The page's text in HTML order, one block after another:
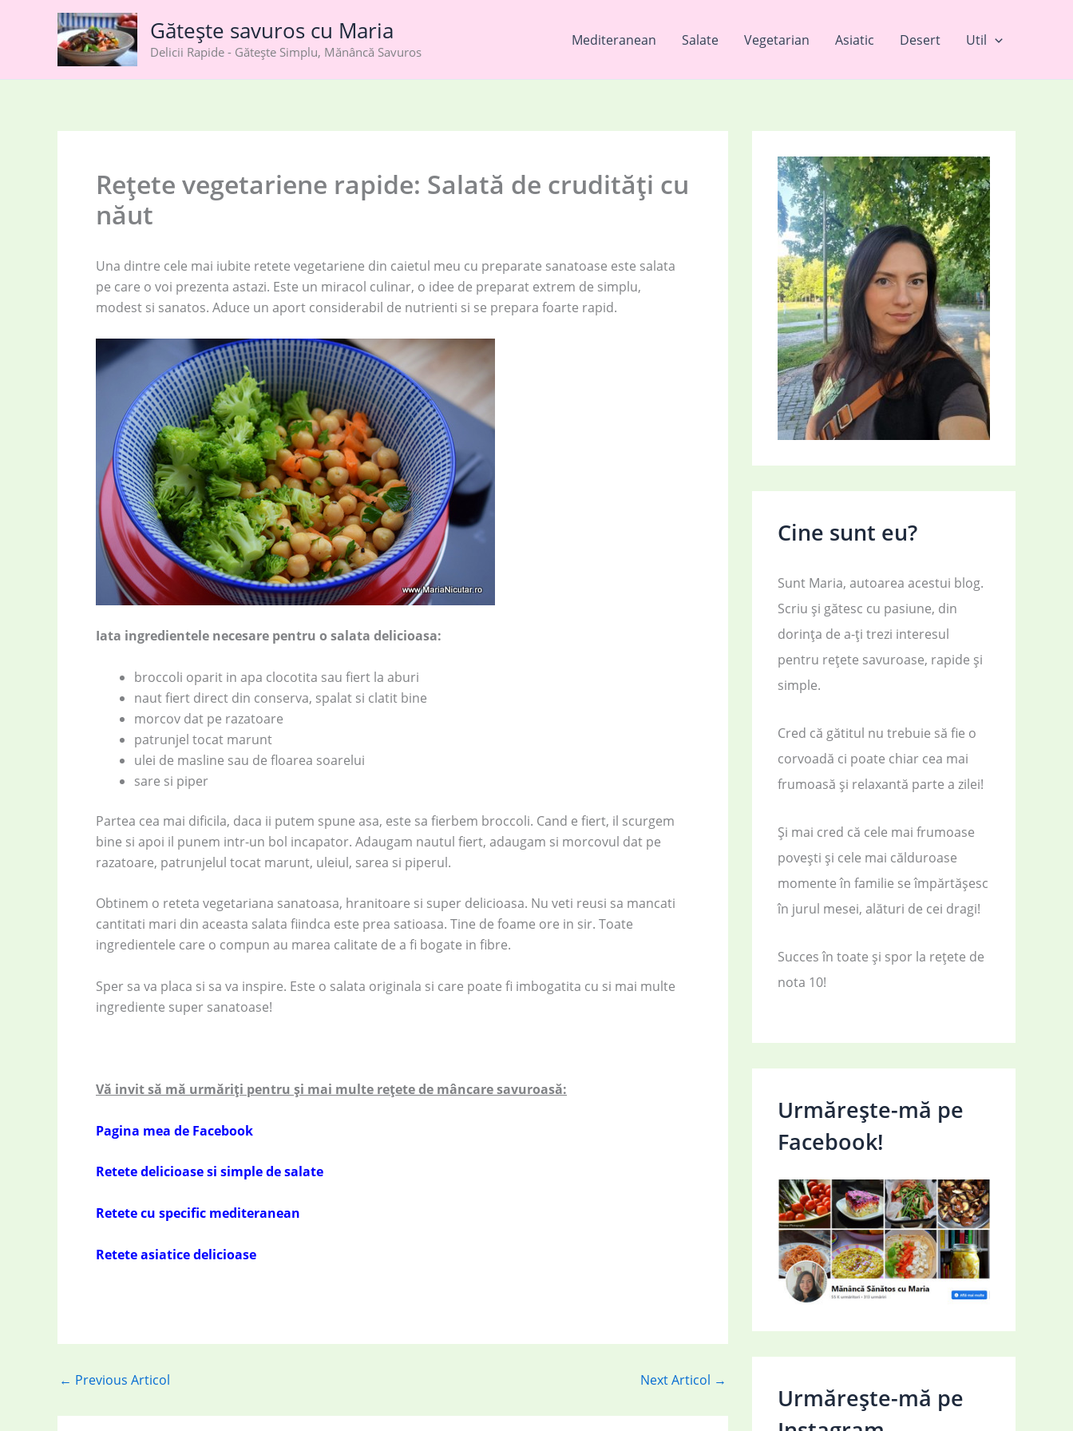
Gătește savuros cu Maria
Delicii Rapide - Gătește Simplu, Mănâncă Savuros
Mediteranean Salate Vegetarian Asiatic Desert Util
Rețete vegetariene rapide: Salată de crudități cu
năut
Una dintre cele mai iubite retete vegetariene din caietul meu cu preparate sanatoase este salata
pe care o voi prezenta astazi. Este un miracol culinar, o idee de preparat extrem de simplu,
modest si sanatos. Aduce un aport considerabil de nutrienti si se prepara foarte rapid.
Iata ingredientele necesare pentru o salata delicioasa:
broccoli oparit in apa clocotita sau fiert la aburi
naut fiert direct din conserva, spalat si clatit bine
morcov dat pe razatoare
patrunjel tocat marunt
ulei de masline sau de floarea soarelui
sare si piper
Partea cea mai dificila, daca ii putem spune asa, este sa fierbem broccoli. Cand e fiert, il scurgem
bine si apoi il punem intr-un bol incapator. Adaugam nautul fiert, adaugam si morcovul dat pe
razatoare, patrunjelul tocat marunt, uleiul, sarea si piperul.
Obtinem o reteta vegetariana sanatoasa, hranitoare si super delicioasa. Nu veti reusi sa mancati
cantitati mari din aceasta salata fiindca este prea satioasa. Tine de foame ore in sir. Toate
ingredientele care o compun au marea calitate de a fi bogate in fibre.
Sper sa va placa si sa va inspire. Este o salata originala si care poate fi imbogatita cu si mai multe
ingrediente super sanatoase!
Vă invit să mă urmăriți pentru și mai multe rețete de mâncare savuroasă:
Pagina mea de Facebook
Retete delicioase si simple de salate
Retete cu specific mediteranean
Retete asiatice delicioase
← Previous Articol Next Articol →
Cine sunt eu?
Sunt Maria, autoarea acestui blog.
Scriu și gătesc cu pasiune, din
dorința de a-ți trezi interesul
pentru rețete savuroase, rapide și
simple.
Cred că gătitul nu trebuie să fie o
corvoadă ci poate chiar cea mai
frumoasă și relaxantă parte a zilei!
Și mai cred că cele mai frumoase
povești și cele mai călduroase
momente în familie se împărtășesc
în jurul mesei, alături de cei dragi!
Succes în toate și spor la rețete de
nota 10!
Urmărește-mă pe
Facebook!
Urmărește-mă pe